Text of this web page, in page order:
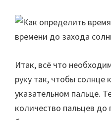
Итак, всё что
руку так, чтобы
указательном пальце.
количество пальцев до